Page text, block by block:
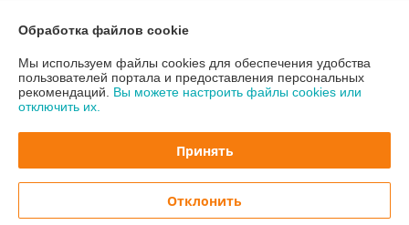
Контакты
Доставка и оплата
Полная версия сайта
Обработка файлов cookie
Мы используем файлы cookies для обеспечения удобства
пользователей портала и предоставления персональных
рекомендаций. Вы можете настроить файлы cookies или
отключить их.
Принять
Отклонить